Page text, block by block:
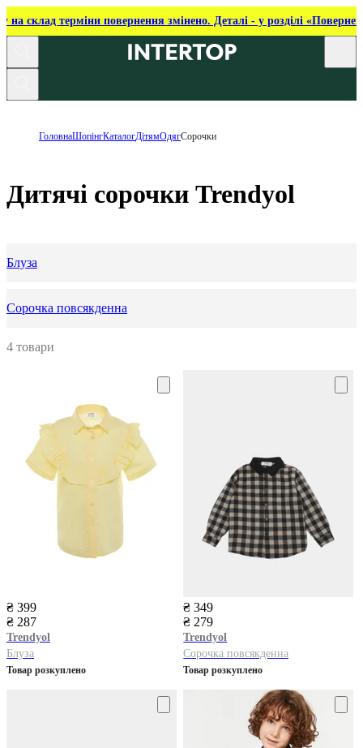
на склад терміни повернення змінено. Деталі - у розділі
ГоловнаШопінгКаталогДітямОдягСорочки
Дитячі сорочки Trendyol
Блуза
Сорочка повсякденна
4 товари
₴ 399
₴ 287
Trendyol
Блуза
Товар розкуплено
₴ 349
₴ 279
Trendyol
Сорочка повсякденна
Товар розкуплено